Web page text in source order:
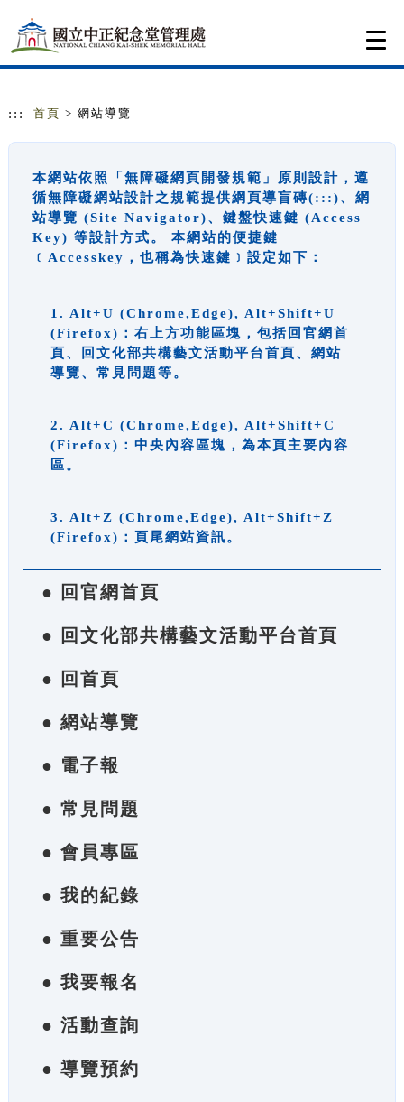
::: 首頁 > 網站導覽
本網站依照「無障礙網頁開發規範」原則設計，遵
循無障礙網站設計之規範提供網頁導盲磚(:::)、網
站導覽 (Site Navigator)、鍵盤快速鍵 (Access
Key) 等設計方式。 本網站的便捷鍵
﹝Accesskey，也稱為快速鍵﹞設定如下：
1. Alt+U (Chrome,Edge), Alt+Shift+U
(Firefox)：右上方功能區塊，包括回官網首
頁、回文化部共構藝文活動平台首頁、網站
導覽、常見問題等。
2. Alt+C (Chrome,Edge), Alt+Shift+C
(Firefox)：中央內容區塊，為本頁主要內容
區。
3. Alt+Z (Chrome,Edge), Alt+Shift+Z
(Firefox)：頁尾網站資訊。
● 回官網首頁
● 回文化部共構藝文活動平台首頁
● 回首頁
● 網站導覽
● 電子報
● 常見問題
● 會員專區
● 我的紀錄
● 重要公告
● 我要報名
● 活動查詢
● 導覽預約